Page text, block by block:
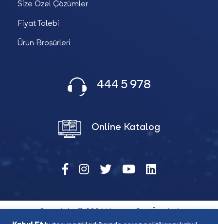
Size Özel Çözümler
Fiyat Talebi
Ürün Broşürleri
444 5 978
Online Katalog